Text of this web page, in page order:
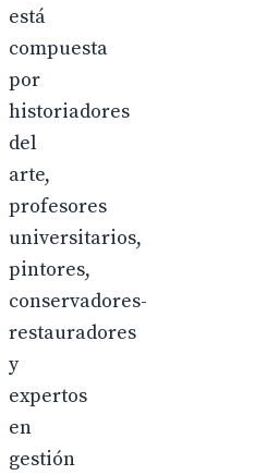
está
compuesta
por
historiadores
del
arte,
profesores
universitarios,
pintores,
conservadores-
restauradores
y
expertos
en
gestión